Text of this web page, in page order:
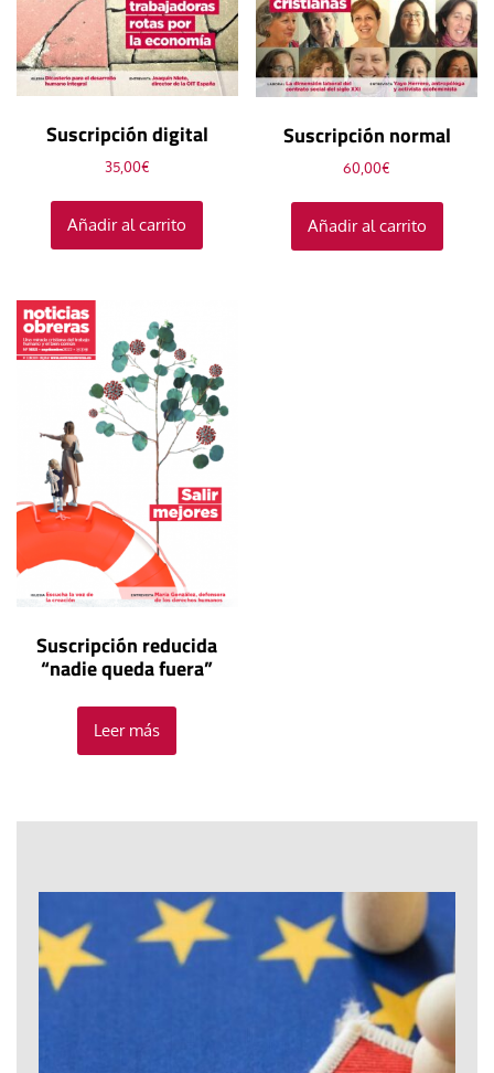
Suscripción digital
35,00€
Añadir al carrito
Suscripción normal
60,00€
Añadir al carrito
Suscripción reducida
“nadie queda fuera”
Leer más